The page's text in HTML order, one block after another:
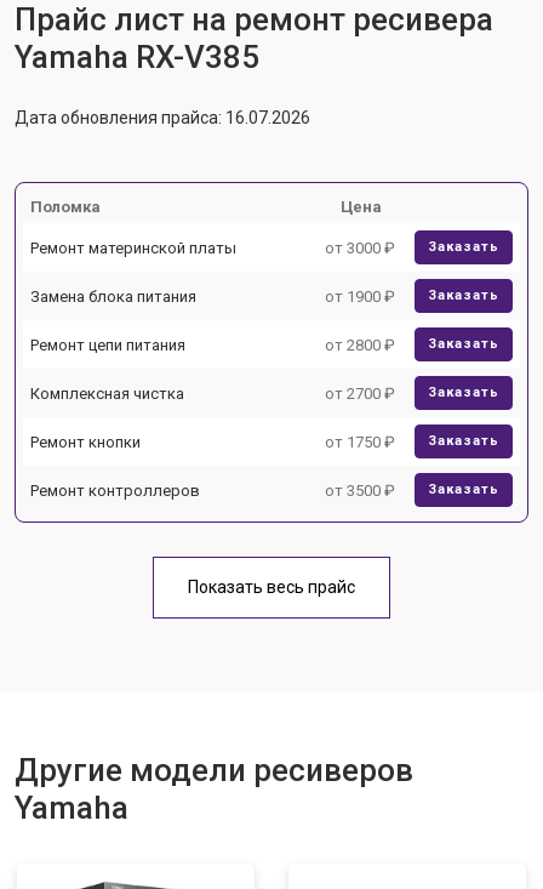
Прайс лист на ремонт ресивера
Yamaha RX-V385
Дата обновления прайса: 16.07.2026
Поломка Цена
Ремонт материнской платы от 3000 ₽ Заказать
Замена блока питания от 1900 ₽ Заказать
Ремонт цепи питания от 2800 ₽ Заказать
Комплексная чистка от 2700 ₽ Заказать
Ремонт кнопки от 1750 ₽ Заказать
Ремонт контроллеров от 3500 ₽ Заказать
Показать весь прайс
Другие модели ресиверов
Yamaha